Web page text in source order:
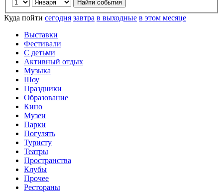
Куда пойти сегодня завтра в выходные в этом месяце
Выставки
Фестивали
С детьми
Активный отдых
Музыка
Шоу
Праздники
Образование
Кино
Музеи
Парки
Погулять
Туристу
Театры
Пространства
Клубы
Прочее
Рестораны